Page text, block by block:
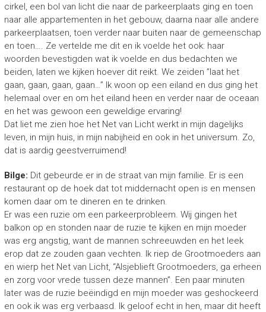
cirkel, een bol van licht die naar de parkeerplaats ging en toen
naar alle appartementen in het gebouw, daarna naar alle andere
parkeerplaatsen, toen verder naar buiten naar de gemeenschap
en toen…. Ze vertelde me dit en ik voelde het ook: haar
woorden bevestigden wat ik voelde en dus bedachten we
beiden, laten we kijken hoever dit reikt. We zeiden ”laat het
gaan, gaan, gaan, gaan…” Ik woon op een eiland en dus ging het
helemaal over en om het eiland heen en verder naar de oceaan
en het was gewoon een geweldige ervaring!
Dat liet me zien hoe het Net van Licht werkt in mijn dagelijks
leven, in mijn huis, in mijn nabijheid en ook in het universum. Zo,
dat is aardig geestverruimend!
Bilge: Dit gebeurde er in de straat van mijn familie. Er is een
restaurant op de hoek dat tot middernacht open is en mensen
komen daar om te dineren en te drinken.
Er was een ruzie om een parkeerprobleem. Wij gingen het
balkon op en stonden naar de ruzie te kijken en mijn moeder
was erg angstig, want de mannen schreeuwden en het leek
erop dat ze zouden gaan vechten. Ik riep de Grootmoeders aan
en wierp het Net van Licht, “Alsjeblieft Grootmoeders, ga erheen
en zorg voor vrede tussen deze mannen”. Een paar minuten
later was de ruzie beëindigd en mijn moeder was geshockeerd
en ook ik was erg verbaasd. Ik geloof echt in hen, maar dit heeft